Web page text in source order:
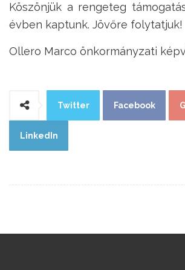
Köszönjük a rengeteg
évben kaptunk. Jövőre folytatjuk!
Ollero Marco önkormányzati
Twitter Facebook
LinkedIn